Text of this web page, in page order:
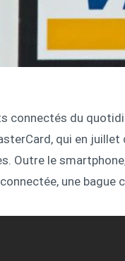
connectés du
qui en
Outre le
une bague